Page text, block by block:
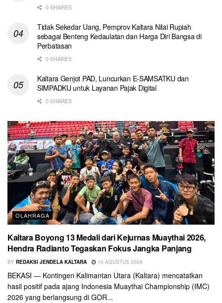
0 SHARES
Tidak Sekedar Uang, Pemprov Kaltara Nilai Rupiah
sebagai Benteng Kedaulatan dan Harga Diri Bangsa di
Perbatasan
0 SHARES
Kaltara Genjot PAD, Luncurkan E-SAMSATKU dan
SIMPADKU untuk Layanan Pajak Digital
0 SHARES
OLAHRAGA
Kaltara Boyong 13 Medali dari Kejurnas Muaythai 2026,
Hendra Radianto Tegaskan Fokus Jangka Panjang
BY REDAKSI JENDELA KALTARA 10 AGUSTUS 2026
BEKASI — Kontingen Kalimantan Utara (Kaltara) mencatatkan
hasil positif pada ajang Indonesia Muaythai Championship (IMC)
2026 yang berlangsung di GOR...